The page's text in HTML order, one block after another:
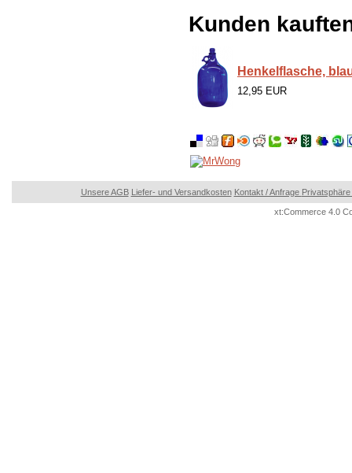
Kunden
Henkelflasche,
12,95 EUR
Unsere AGB Liefer- und Versandkosten Kontakt / Anfrage
xt:Commerce 4.0